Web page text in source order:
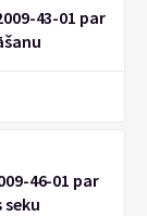
43-01 par
46-01 par